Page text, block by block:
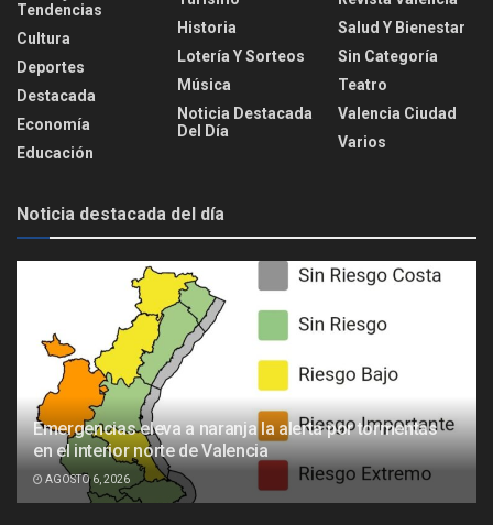
Tendencias
Cultura
Deportes
Destacada
Economía
Educación
Historia
Lotería Y Sorteos
Música
Noticia Destacada
Del Día
Salud Y Bienestar
Sin Categoría
Teatro
Valencia Ciudad
Varios
Noticia destacada del día
Emergencias eleva a naranja la alerta por tormentas
en el interior norte de Valencia
AGOSTO 6, 2026